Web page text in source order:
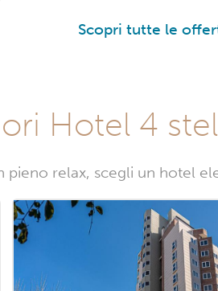
Scopri tutte le
Hotel 4
pieno relax, scegli un hotel